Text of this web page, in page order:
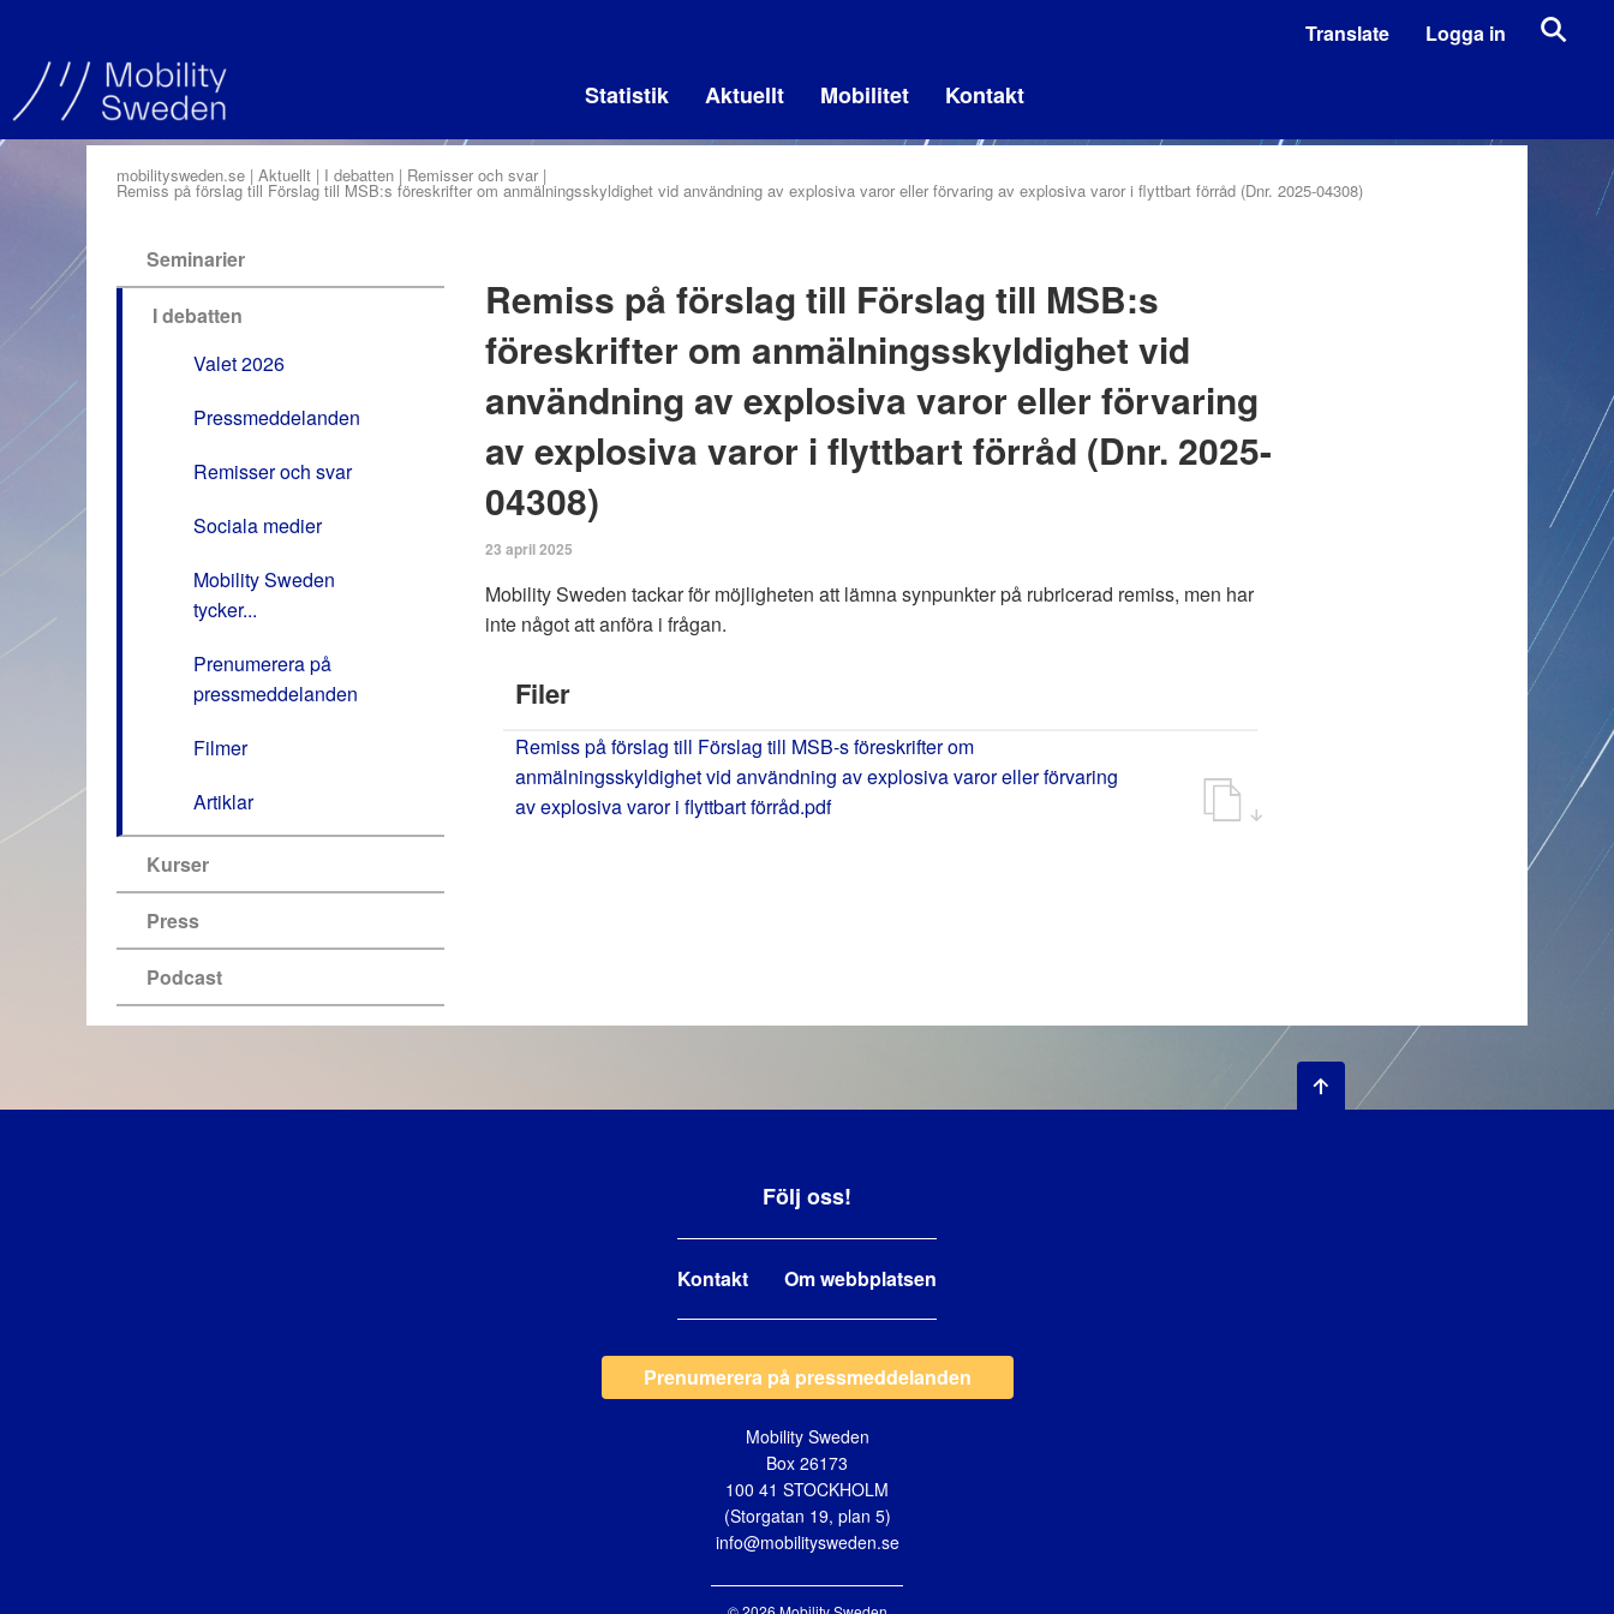
Translate Logga in
Statistik Aktuellt Mobilitet Kontakt
mobilitysweden.se Aktuellt I debatten Remisser och svar
Remiss på förslag till Förslag till MSB:s föreskrifter om anmälningsskyldighet vid användning av explosiva varor eller förvaring av explosiva varor i flyttbart förråd (Dnr. 2025-04308)
Seminarier
I debatten
Valet 2026
Pressmeddelanden
Remisser och svar
Sociala medier
Mobility Sweden
tycker...
Prenumerera på
pressmeddelanden
Filmer
Artiklar
Kurser
Press
Podcast
Remiss på förslag till Förslag till MSB:s
föreskrifter om anmälningsskyldighet vid
användning av explosiva varor eller förvaring
av explosiva varor i flyttbart förråd (Dnr. 2025-
04308)
23 april 2025
Mobility Sweden tackar för möjligheten att lämna synpunkter på rubricerad remiss, men har
inte något att anföra i frågan.
Filer
Remiss på förslag till Förslag till MSB-s föreskrifter om
anmälningsskyldighet vid användning av explosiva varor eller förvaring
av explosiva varor i flyttbart förråd.pdf
Följ oss!
Kontakt Om webbplatsen
Prenumerera på pressmeddelanden
Mobility Sweden
Box 26173
100 41 STOCKHOLM
(Storgatan 19, plan 5)
info@mobilitysweden.se